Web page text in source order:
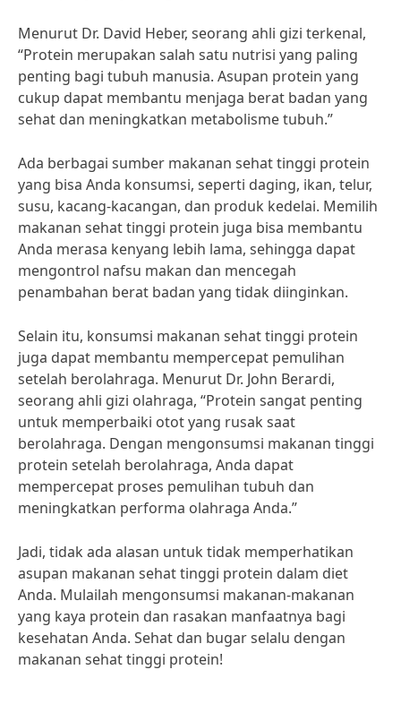
Menurut Dr. David Heber, seorang ahli gizi terkenal,
“Protein merupakan salah satu nutrisi yang paling
penting bagi tubuh manusia. Asupan protein yang
cukup dapat membantu menjaga berat badan yang
sehat dan meningkatkan metabolisme tubuh.”
Ada berbagai sumber makanan sehat tinggi protein
yang bisa Anda konsumsi, seperti daging, ikan, telur,
susu, kacang-kacangan, dan produk kedelai. Memilih
makanan sehat tinggi protein juga bisa membantu
Anda merasa kenyang lebih lama, sehingga dapat
mengontrol nafsu makan dan mencegah
penambahan berat badan yang tidak diinginkan.
Selain itu, konsumsi makanan sehat tinggi protein
juga dapat membantu mempercepat pemulihan
setelah berolahraga. Menurut Dr. John Berardi,
seorang ahli gizi olahraga, “Protein sangat penting
untuk memperbaiki otot yang rusak saat
berolahraga. Dengan mengonsumsi makanan tinggi
protein setelah berolahraga, Anda dapat
mempercepat proses pemulihan tubuh dan
meningkatkan performa olahraga Anda.”
Jadi, tidak ada alasan untuk tidak memperhatikan
asupan makanan sehat tinggi protein dalam diet
Anda. Mulailah mengonsumsi makanan-makanan
yang kaya protein dan rasakan manfaatnya bagi
kesehatan Anda. Sehat dan bugar selalu dengan
makanan sehat tinggi protein!